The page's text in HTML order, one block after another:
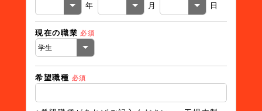
年 月 日
現在の職業 必須
希望職種 必須